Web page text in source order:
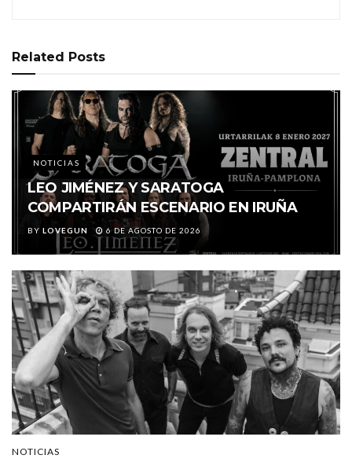
Related Posts
NOTICIAS
LEO JIMÉNEZ Y SARATOGA
COMPARTIRÁN ESCENARIO EN IRUÑA
BY LOVEGUN 6 DE AGOSTO DE 2026
NOTICIAS